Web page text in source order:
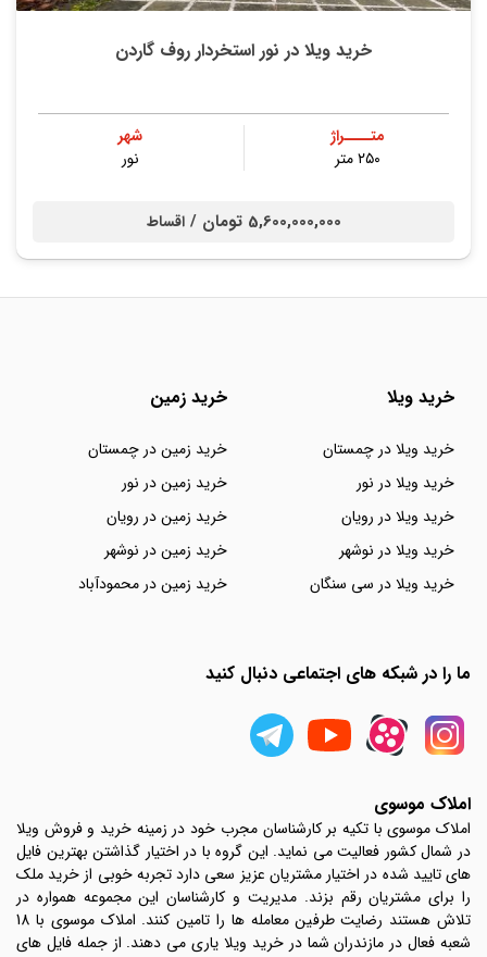
خرید ویلا در نور استخردار روف گاردن
متــــراژ
۲۵۰ متر
شهر
نور
5,600,000,000 تومان / اقساط
خرید ویلا
خرید ویلا در چمستان
خرید ویلا در نور
خرید ویلا در رویان
خرید ویلا در نوشهر
خرید ویلا در سی سنگان
خرید زمین
خرید زمین در چمستان
خرید زمین در نور
خرید زمین در رویان
خرید زمین در نوشهر
خرید زمین در محمودآباد
ما را در شبکه های اجتماعی دنبال کنید
املاک موسوی
املاک موسوی با تکیه بر کارشناسان مجرب خود در زمینه خرید و فروش ویلا
در شمال کشور فعالیت می نماید. این گروه با در اختیار گذاشتن بهترین فایل
های تایید شده در اختیار مشتریان عزیز سعی دارد تجربه خوبی از خرید ملک
را برای مشتریان رقم بزند. مدیریت و کارشناسان این مجموعه همواره در
تلاش هستند رضایت طرفین معامله ها را تامین کنند. املاک موسوی با 18
شعبه فعال در مازندران شما در خرید ویلا یاری می دهند. از جمله فایل های